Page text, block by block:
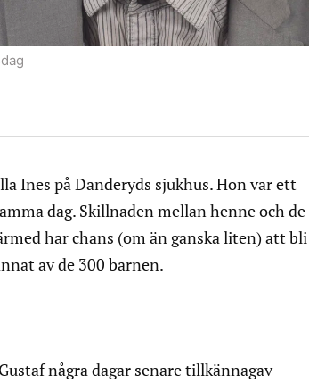
Ines på Danderyds sjukhus. Hon var ett
dag. Skillnaden mellan henne och de
har chans (om än ganska liten) att bli
av de 300 barnen.
några dagar senare tillkännagav